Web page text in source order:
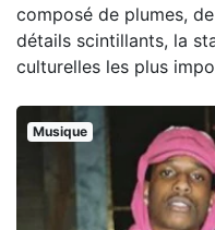
composé de plumes,
détails scintillants, la
culturelles les plus
Musique